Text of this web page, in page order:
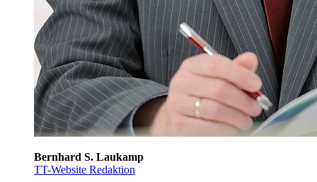
Bernhard S. Laukamp
TT-Website Redaktion